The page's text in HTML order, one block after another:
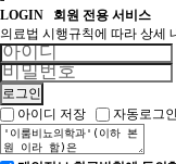
＋ 남성수술
－ 남성수술
· 하이앤드 남성수
· 확대클리닉
· 복합수술 BEST
＋ 발기부전
－ 발기부전
· 이룸 하이앤드 발
· 비수술 치료요법
＋ 고객센터
－ 고객센터
· 온라인 상담
LOGIN 회원 전용 서비스
의료법 시행규칙에 따라 상세
아이디 저장 자동로그인